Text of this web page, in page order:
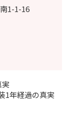
1-1-16
実
1年経過の真実